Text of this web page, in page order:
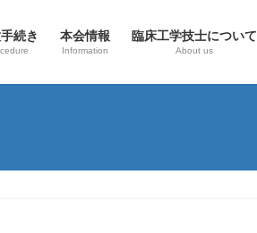
続き 本会情報
Information
臨床工学技士について
About us